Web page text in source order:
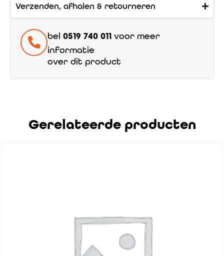
Verzenden, afhalen & retourneren
bel 0519 740 011 voor meer
informatie
over dit product
Gerelateerde producten